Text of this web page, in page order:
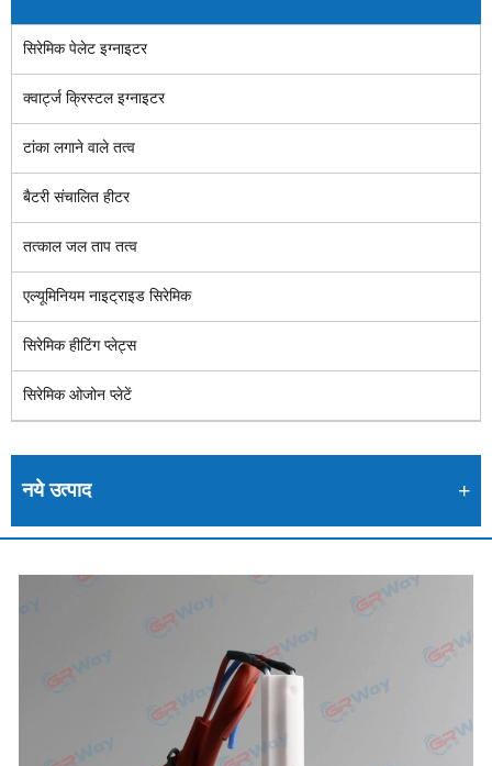
सिरेमिक पेलेट इग्नाइटर
क्वार्ट्ज क्रिस्टल इग्नाइटर
टांका लगाने वाले तत्व
बैटरी संचालित हीटर
तत्काल जल ताप तत्व
एल्यूमिनियम नाइट्राइड सिरेमिक
सिरेमिक हीटिंग प्लेट्स
सिरेमिक ओजोन प्लेटें
नये उत्पाद